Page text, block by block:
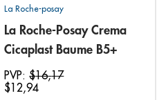
La Roche-posay
La Roche-Posay Crema
Cicaplast Baume B5+
PVP:$16,17
$12,94